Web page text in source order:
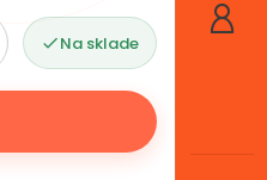
Na sklade